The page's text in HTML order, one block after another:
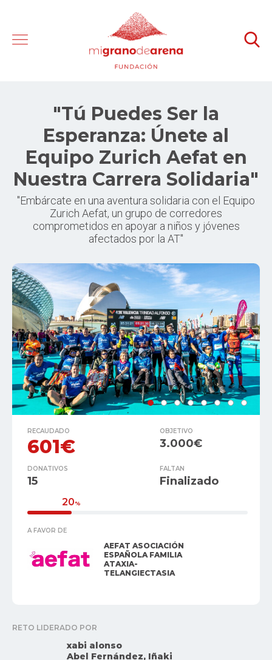
"Tú Puedes Ser la
Esperanza: Únete al
Equipo Zurich Aefat en
Nuestra Carrera Solidaria"
"Embárcate en una aventura solidaria con el Equipo
Zurich Aefat, un grupo de corredores
comprometidos en apoyar a niños y jóvenes
afectados por la AT"
RECAUDADO
601€
OBJETIVO
3.000€
DONATIVOS
15
FALTAN
Finalizado
20%
A FAVOR DE
AEFAT ASOCIACIÓN
ESPAÑOLA FAMILIA
ATAXIA-
TELANGIECTASIA
RETO LIDERADO POR
xabi alonso
Abel Fernández, Iñaki